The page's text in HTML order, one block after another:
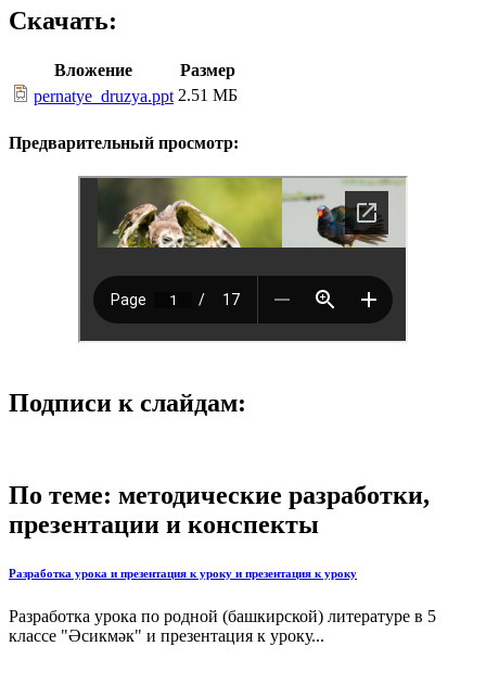
Скачать:
Вложение
Размер
pernatye_druzya.ppt 2.51 МБ
Предварительный просмотр:
Подписи к слайдам:
По теме: методические разработки,
презентации и конспекты
Разработка урока и презентация к уроку и презентация к уроку
Разработка урока по родной (башкирской) литературе в 5
классе "Әсикмәк" и презентация к уроку...